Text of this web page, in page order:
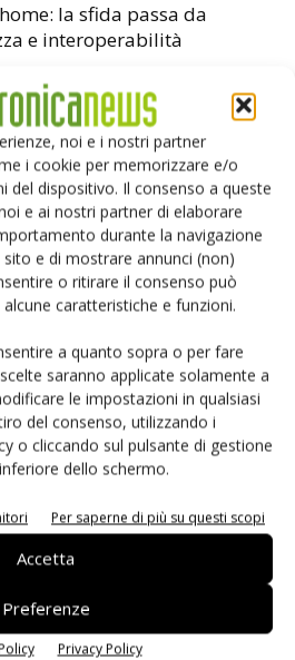
noi e i nostri partner
i cookie per memorizzare e/o
del dispositivo. Il consenso a queste
e ai nostri partner di elaborare
durante la navigazione
e di mostrare annunci (non)
o ritirare il consenso può
caratteristiche e funzioni.
a quanto sopra o per fare
saranno applicate solamente a
le impostazioni in qualsiasi
del consenso, utilizzando i
o cliccando sul pulsante di gestione
dello schermo.
Per saperne di più su questi scopi
Accetta
Preferenze
Privacy Policy
la sfida passa da
e interoperabilità
e NVIDIA insieme sull’IA
per l’EDA